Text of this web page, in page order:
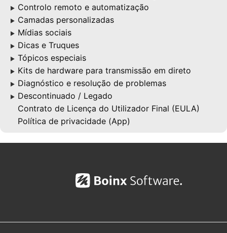
▶ Controlo remoto e automatização
▶ Camadas personalizadas
▶ Mídias sociais
▶ Dicas e Truques
▶ Tópicos especiais
▶ Kits de hardware para transmissão em direto
▶ Diagnóstico e resolução de problemas
▶ Descontinuado / Legado
Contrato de Licença do Utilizador Final (EULA)
Política de privacidade (App)